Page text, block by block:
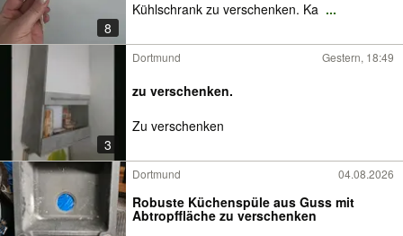
8
Kühlschrank zu verschenken. Ka ...
3
Dortmund Gestern, 18:49
zu verschenken.
Zu verschenken
Dortmund 04.08.2026
Robuste Küchenspüle aus Guss mit
Abtropffläche zu verschenken